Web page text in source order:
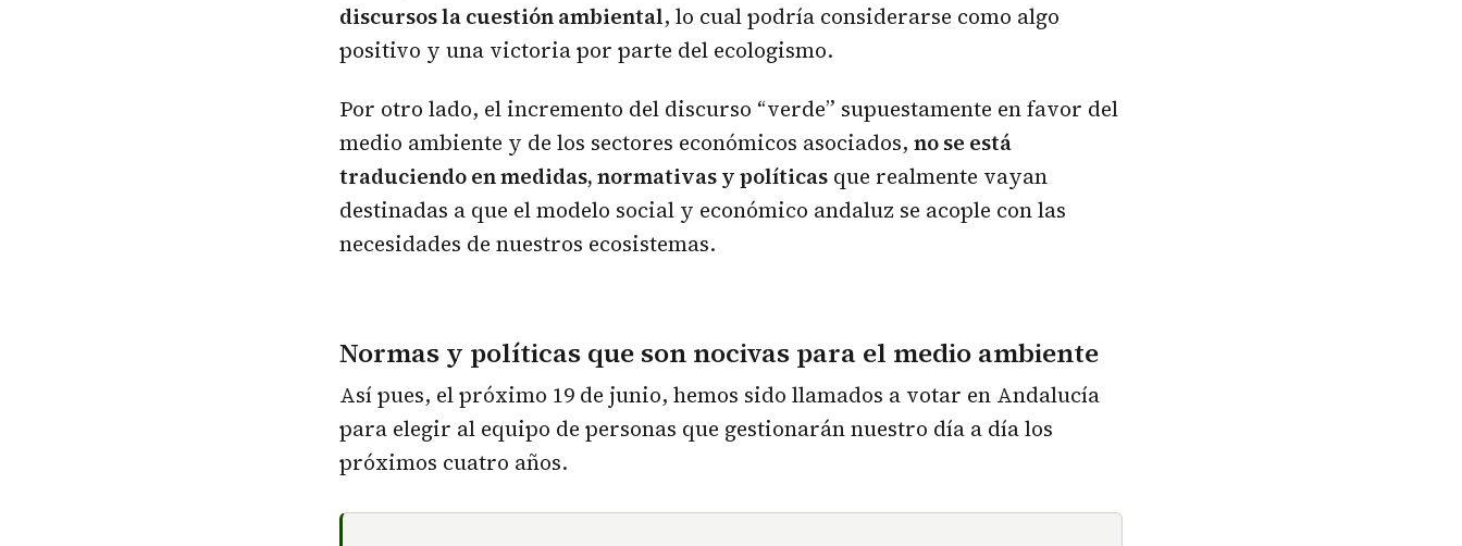
discursos la cuestión ambiental, lo cual podría considerarse como algo
positivo y una victoria por parte del ecologismo.
Por otro lado, el incremento del discurso “verde” supuestamente en favor del
medio ambiente y de los sectores económicos asociados, no se está
traduciendo en medidas, normativas y políticas que realmente vayan
destinadas a que el modelo social y económico andaluz se acople con las
necesidades de nuestros ecosistemas.
Normas y políticas que son nocivas para el medio ambiente
Así pues, el próximo 19 de junio, hemos sido llamados a votar en Andalucía
para elegir al equipo de personas que gestionarán nuestro día a día los
próximos cuatro años.